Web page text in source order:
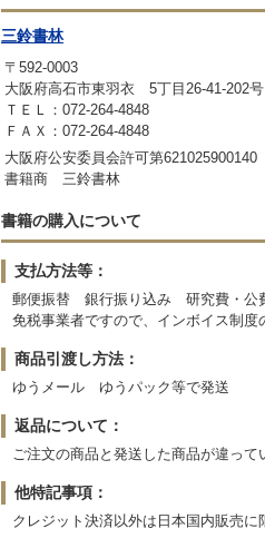
三鈴書林
〒592-0003
大阪府高石市東羽衣 5丁目26-41-202号
ＴＥＬ：072-264-4848
ＦＡＸ：072-264-4848
大阪府公安委員会許可第621025900140
書籍商 三鈴書林
書籍の購入について
支払方法等：
郵便振替 銀行振り込み 研究費・公
免税事業者ですので、インボイス制度
商品引渡し方法：
ゆうメール ゆうパック等で発送
返品について：
ご注文の商品と発送した商品が違っ
他特記事項：
クレジット決済以外は日本国内販売